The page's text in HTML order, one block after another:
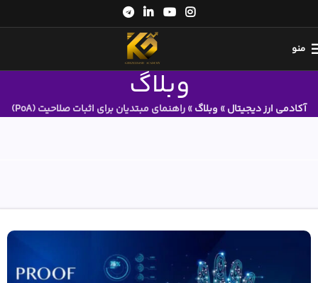
منو
وبلاگ
آکادمی ارز دیجیتال» وبلاگ»راهنمای مبتدیان برای اثبات صلاحیت (PoA)